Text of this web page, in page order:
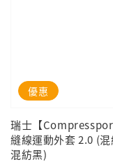
優惠
瑞士【
縫線運動外套 2.0 (
混紡黑)